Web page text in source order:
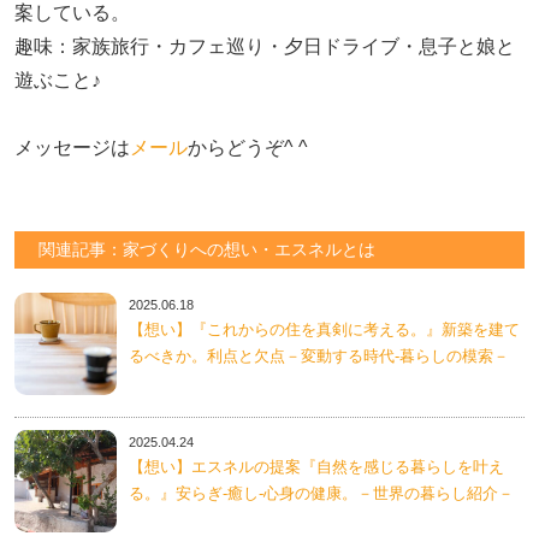
案している。
趣味：家族旅行・カフェ巡り・夕日ドライブ・息子と娘と
遊ぶこと♪
メッセージは メールからどうぞ^ ^
関連記事：家づくりへの想い・エスネルとは
2025.06.18
【想い】『これからの住を真剣に考える。』新築を建て
るべきか。利点と欠点－変動する時代-暮らしの模索－
2025.04.24
【想い】エスネルの提案『自然を感じる暮らしを叶え
る。』安らぎ-癒し-心身の健康。－世界の暮らし紹介－